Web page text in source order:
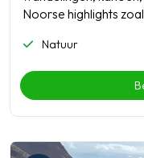
Noorse highlights
Natuur